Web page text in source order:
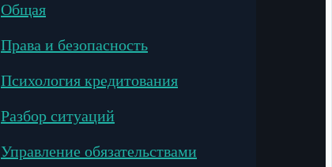
Общая
Права и безопасность
Психология кредитования
Разбор ситуаций
Управление обязательствами